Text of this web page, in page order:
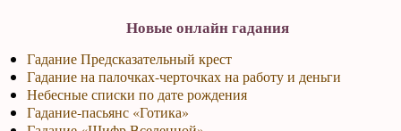
Новые онлайн гадания
Гадание Предсказательный крест
Гадание на палочках-черточках на работу и деньги
Небесные списки по дате рождения
Гадание-пасьянс «Готика»